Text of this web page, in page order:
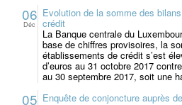
06
Déc
Evolution de la somme des
crédit
La Banque centrale du
base de chiffres provisoires, la
établissements de crédit s’est
d’euros au 31 octobre 2017
au 30 septembre 2017, soit une
05 Enquête de conjoncture auprès